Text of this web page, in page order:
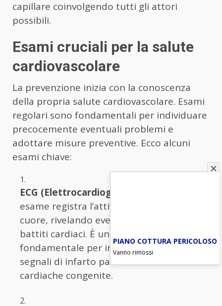
capillare coinvolgendo tutti gli attori
possibili.
Esami cruciali per la salute
cardiovascolare
La prevenzione inizia con la conoscenza
della propria salute cardiovascolare. Esami
regolari sono fondamentali per individuare
precocemente eventuali problemi e
adottare misure preventive. Ecco alcuni
esami chiave:
ECG (Elettrocardiogramma):
esame registra l’attività elettrica del
cuore, rivelando eventuali anomalie nei
battiti cardiaci. È uno strumento
fondamentale per individuare aritmie,
segnali di infarto passato o condizioni
cardiache congenite.
PIANO COTTURA PERICOLOSO
Vanno rimossi